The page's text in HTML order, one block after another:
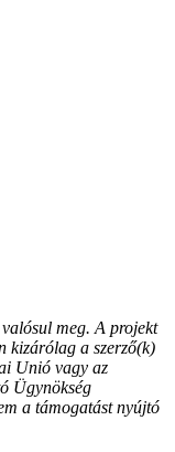
meg. A projekt
kizárólag a szerző(k)
Unió vagy az
Ügynökség
a támogatást nyújtó